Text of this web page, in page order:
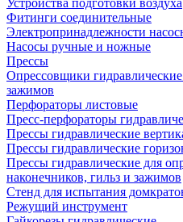
Устройства подготовки воздуха
Фитинги соединительные
Электропринадлежности
Насосы ручные и ножные
Прессы
Опрессовщики
зажимов
Перфораторы листовые
Пресс-перфораторы
Прессы гидравлические
Прессы гидравлические
Прессы гидравлические для
наконечников, гильз и зажимов
Стенд для испытания
Режущий инструмент